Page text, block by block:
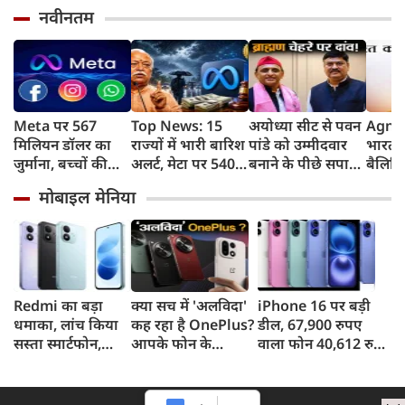
नवीनतम
Meta पर 567
मिलियन डॉलर का
जुर्माना, बच्चों की
कोर्ट का बड़ा फैसला
Top News: 15
राज्यों में भारी बारिश
अलर्ट, मेटा पर 5400
Gen-Z पर क्या बोले
मोहन भागवत
अयोध्या सीट से पवन
पांडे को उम्मीदवार
बनाने के पीछे सपा
Agni
भारत
तक
मोबाइल मेनिया
Redmi का बड़ा
धमाका, लांच किया
सस्ता स्मार्टफोन,
क्या सच में 'अलविदा'
कह रहा है OnePlus?
आपके फोन के
iPhone 16 पर बड़ी
डील, 67,900 रुपए
वाला फोन 40,612 रुपए